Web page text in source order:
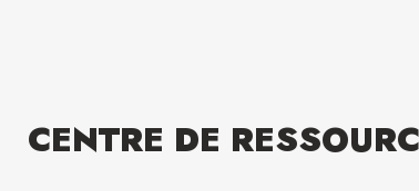
CENTRE DE